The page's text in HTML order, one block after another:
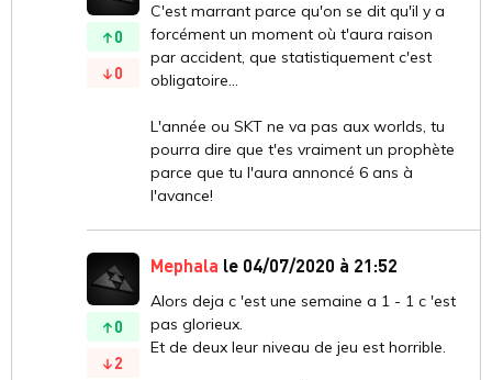
0
0
C'est marrant parce qu'on se dit qu'il y a
forcément un moment où t'aura raison
par accident, que statistiquement c'est
obligatoire...
L'année ou SKT ne va pas aux worlds, tu
pourra dire que t'es vraiment un prophète
parce que tu l'aura annoncé 6 ans à
l'avance!
0
2
Mephala le 04/07/2020 à 21:52
Alors deja c 'est une semaine a 1 - 1 c 'est
pas glorieux.
Et de deux leur niveau de jeu est horrible.